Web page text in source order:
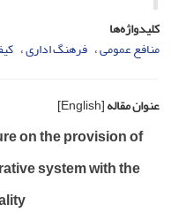
کلیدواژه‌ها
منافع ‌عمومی فرهنگ اداری
عنوان مقاله[English]
on the provision of
system with the